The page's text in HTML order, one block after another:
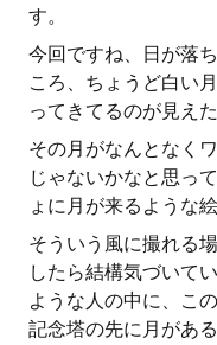
す。
今回ですね、日が落
ころ、ちょうど白い
ってきてるのが見え
その月がなんとなく
じゃないかなと思っ
ょに月が来るような
そういう風に撮れる
したら結構気づいて
ような人の中に、こ
記念塔の先に月があ